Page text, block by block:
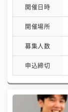
開催日時
開催場所
募集人数
申込締切